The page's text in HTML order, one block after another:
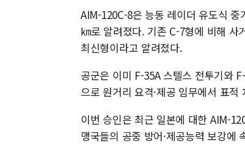
AIM-120C-8은 능동 레이더 유도식
㎞로 알려졌다. 기존 C-7형에 비해 사
최신형이라고 알려졌다.
공군은 이미 F-35A 스텔스 전투기와
으로 원거리 요격·제공 임무에서 표
이번 승인은 최근 일본에 대한 AIM-
맹국들의 공중 방어·제공능력 보강에